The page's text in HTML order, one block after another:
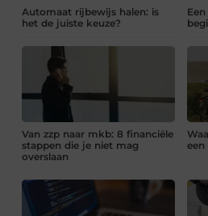
Automaat rijbewijs halen: is
het de juiste keuze?
Van zzp naar mkb: 8 financiële
stappen die je niet mag
overslaan
een